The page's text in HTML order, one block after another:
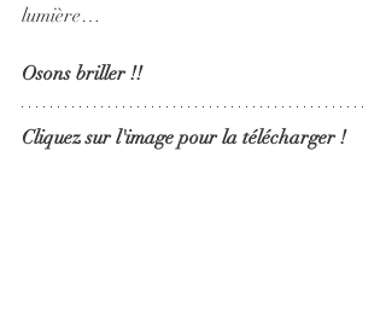
lumière…
Osons briller !!
Cliquez sur l'image pour la télécharger !